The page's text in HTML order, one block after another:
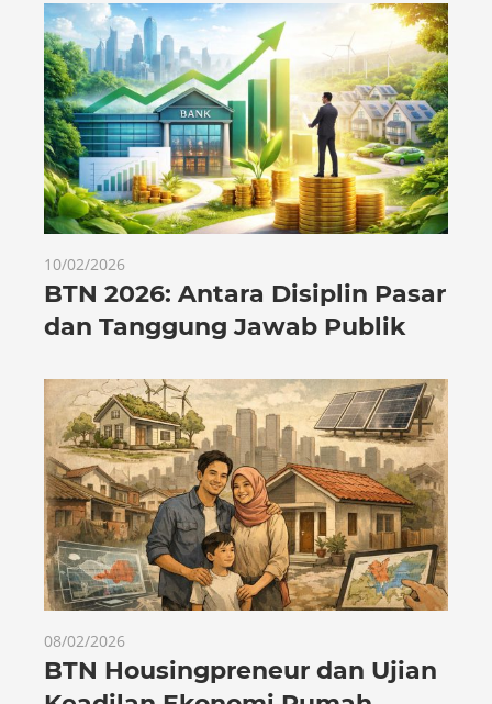
10/02/2026
BTN 2026: Antara Disiplin Pasar
dan Tanggung Jawab Publik
08/02/2026
BTN Housingpreneur dan Ujian